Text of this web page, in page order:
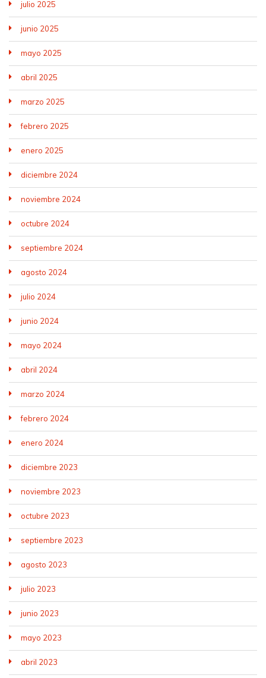
julio 2025
junio 2025
mayo 2025
abril 2025
marzo 2025
febrero 2025
enero 2025
diciembre 2024
noviembre 2024
octubre 2024
septiembre 2024
agosto 2024
julio 2024
junio 2024
mayo 2024
abril 2024
marzo 2024
febrero 2024
enero 2024
diciembre 2023
noviembre 2023
octubre 2023
septiembre 2023
agosto 2023
julio 2023
junio 2023
mayo 2023
abril 2023